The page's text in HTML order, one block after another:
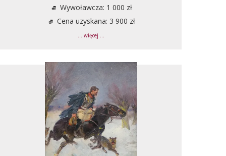
Wywoławcza: 1 000 zł
Cena uzyskana: 3 900 zł
... więcej ...